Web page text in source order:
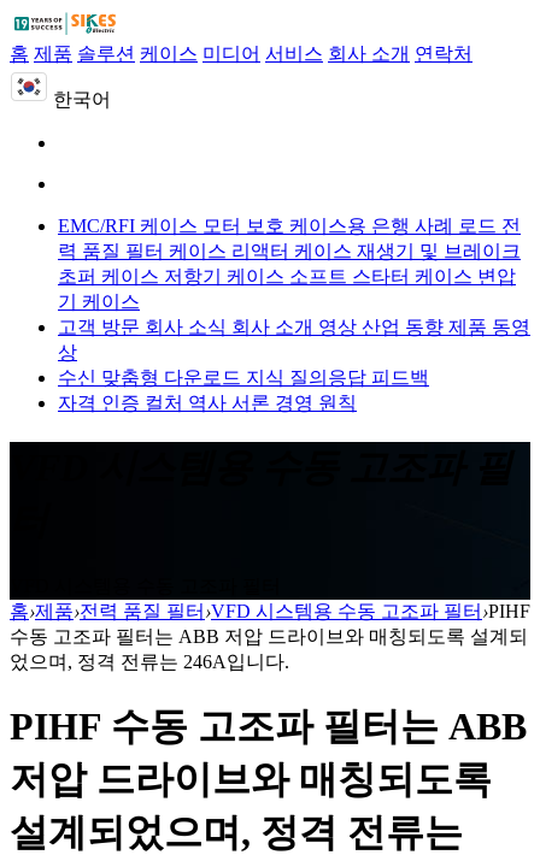
홈 제품 솔루션 케이스 미디어 서비스 회사 소개 연락처
한국어
EMC/RFI 케이스 모터 보호 케이스용 은행 사례 로드 전
력 품질 필터 케이스 리액터 케이스 재생기 및 브레이크
초퍼 케이스 저항기 케이스 소프트 스타터 케이스 변압
기 케이스
고객 방문 회사 소식 회사 소개 영상 산업 동향 제품 동영
상
수신 맞춤형 다운로드 지식 질의응답 피드백
자격 인증 컬처 역사 서론 경영 원칙
홈›제품›전력 품질 필터 ›VFD 시스템용 수동 고조파 필터 ›PIHF
수동 고조파 필터는 ABB 저압 드라이브와 매칭되도록 설계되
었으며, 정격 전류는 246A입니다.
PIHF 수동 고조파 필터는 ABB
저압 드라이브와 매칭되도록
설계되었으며, 정격 전류는